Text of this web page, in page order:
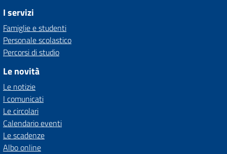
I servizi
Famiglie e studenti
Personale scolastico
Percorsi di studio
Le novità
Le notizie
I comunicati
Le circolari
Calendario eventi
Le scadenze
Albo online